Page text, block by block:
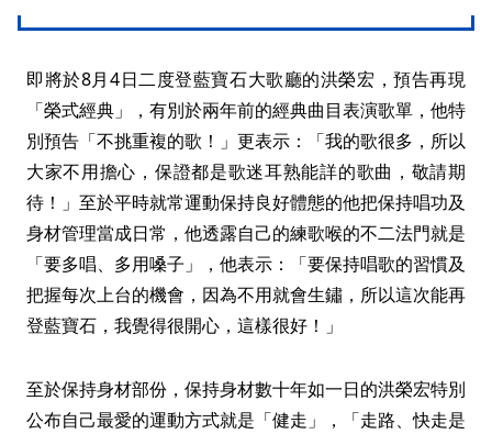
即將於8月4日二度登藍寶石大歌廳的洪榮宏，預告再現
「榮式經典」，有別於兩年前的經典曲目表演歌單，他特
別預告「不挑重複的歌！」更表示：「我的歌很多，所以
大家不用擔心，保證都是歌迷耳熟能詳的歌曲，敬請期
待！」至於平時就常運動保持良好體態的他把保持唱功及
身材管理當成日常，他透露自己的練歌喉的不二法門就是
「要多唱、多用嗓子」，他表示：「要保持唱歌的習慣及
把握每次上台的機會，因為不用就會生鏽，所以這次能再
登藍寶石，我覺得很開心，這樣很好！」
至於保持身材部份，保持身材數十年如一日的洪榮宏特別
公布自己最愛的運動方式就是「健走」，「走路、快走是